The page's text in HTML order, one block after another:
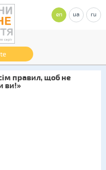
en ua ru
правил, щоб не
ви!»